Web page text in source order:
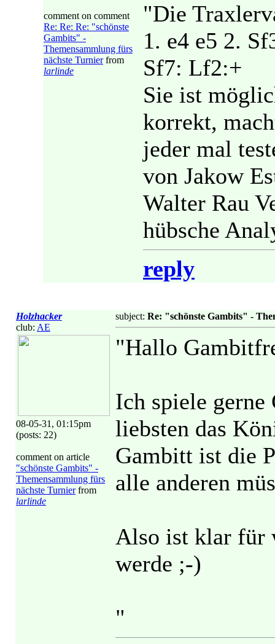
comment on comment
Re: Re: Re: "schönste
Gambits" -
Themensammlung fürs
nächste Turnierfrom
larlinde
"Die
1. e4 e5 2.
Sf7: Lf2:+
Sie ist
korrekt,
jeder mal
von Jakow
Walter Rau
hübsche
reply
Holzhacker
club: AE
08-05-31, 01:15pm
(posts: 22)
comment on article
"schönste Gambits" -
Themensammlung fürs
nächste Turnierfrom
larlinde
subject: Re: "schönste Gambits" -
"Hallo
Ich spiele gerne
liebsten das
Gambitt ist die
alle anderen
Also ist klar für
werde ;-)
"